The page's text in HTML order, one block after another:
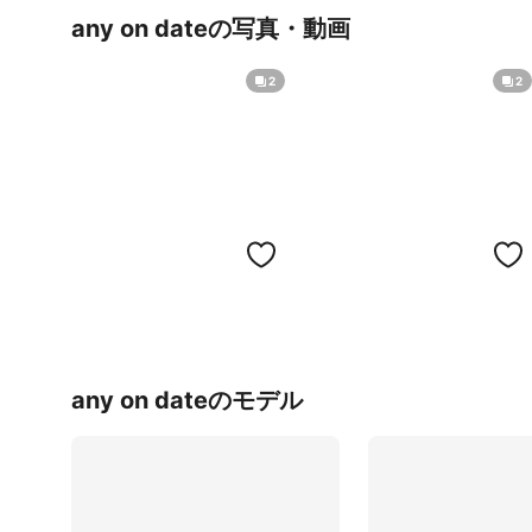
any on dateの写真・動画
2 2
any on dateのモデル